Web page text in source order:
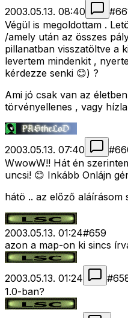
2003.05.13. 08:40
#
Végül is megoldottam .
/amely után az összes
pillanatban visszatöltve a
levertem mindenkit ,
kérdezze senki 😊) ?
Ami jó csak van az
törvényellenes , vagy
2003.05.13. 07:40 #
WwowW!! Hát én
uncsi! 😊 Inkább Onlájn
hátö .. az előző aláírásom
2003.05.13. 01:24#659
azon a map-on ki sincs
2003.05.13. 01:24 #
1.0-ban?